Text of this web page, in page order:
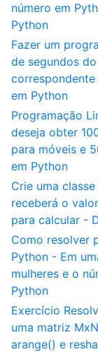
número em
Python
Fazer um
de segundos
em Python
Programação
deseja obter
para móveis e
em Python
Crie uma
receberá o
para calcular -
Como resolver
Python - Em
mulheres e o
Python
Exercício
uma matriz
arange() e